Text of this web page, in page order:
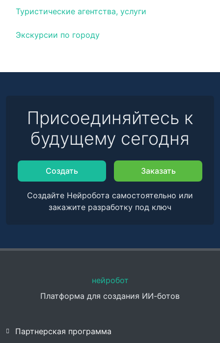
Туристические агентства, услуги
Экскурсии по городу
Присоединяйтесь к
будущему сегодня
Создать Заказать
Создайте Нейробота самостоятельно или
закажите разработку под ключ
нейробот
Платформа для создания ИИ-ботов
Партнерская программа